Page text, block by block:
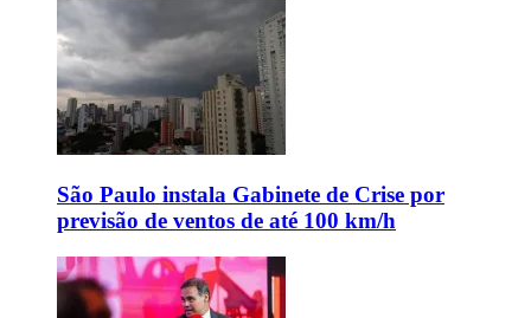
São Paulo instala Gabinete de Crise por
previsão de ventos de até 100 km/h